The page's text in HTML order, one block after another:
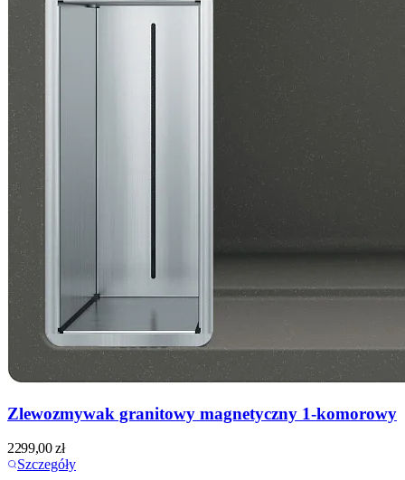
Zlewozmywak granitowy magnetyczny 1-komorowy
2299,00zł
Szczegóły